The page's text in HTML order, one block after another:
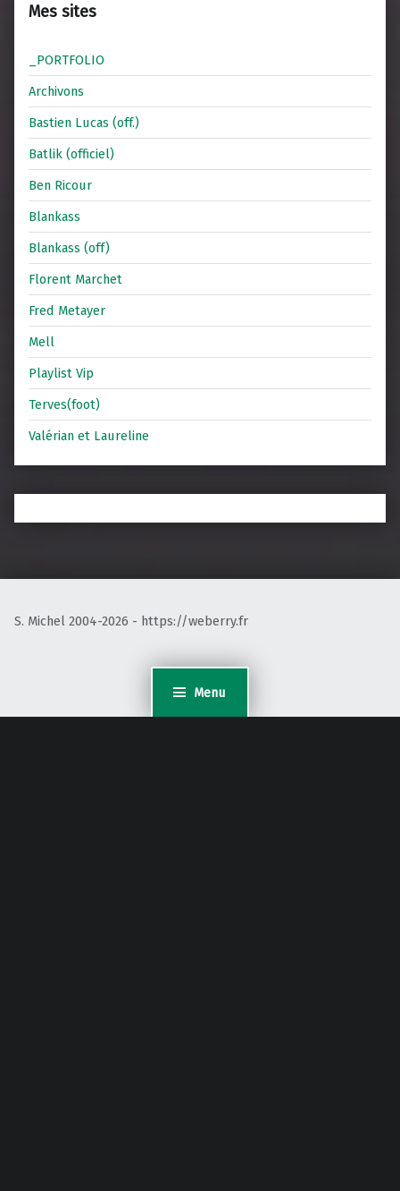
Menu
Mes sites
_PORTFOLIO
Archivons
Bastien Lucas (off.)
Batlik (officiel)
Ben Ricour
Blankass
Blankass (off)
Florent Marchet
Fred Metayer
Mell
Playlist Vip
Terves(foot)
Valérian et Laureline
S. Michel 2004-2026 - https://weberry.fr